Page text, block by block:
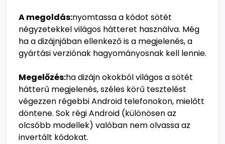
A megoldás:nyomtassa a kódot sötét
négyzetekkel világos hátteret használva. Még
ha a dizájnjában ellenkező is a megjelenés, a
gyártási verziónak hagyományosnak kell lennie.
Megelőzés:ha dizájn okokból világos a sötét
hátterű megjelenés, széles körű tesztelést
végezzen régebbi Android telefonokon, mielőtt
döntene. Sok régi Android (különösen az
olcsóbb modellek) valóban nem olvassa az
invertált kódokat.